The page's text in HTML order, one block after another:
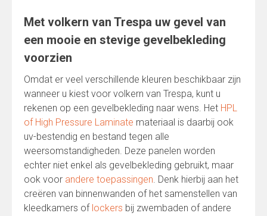
Met volkern van Trespa uw gevel van
een mooie en stevige gevelbekleding
voorzien
Omdat er veel verschillende kleuren beschikbaar zijn
wanneer u kiest voor volkern van Trespa, kunt u
rekenen op een gevelbekleding naar wens. Het HPL
of High Pressure Laminate materiaal is daarbij ook
uv-bestendig en bestand tegen alle
weersomstandigheden. Deze panelen worden
echter niet enkel als gevelbekleding gebruikt, maar
ook voor andere toepassingen. Denk hierbij aan het
creëren van binnenwanden of het samenstellen van
kleedkamers of lockers bij zwembaden of andere